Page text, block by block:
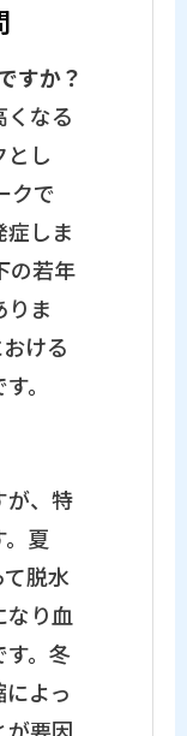
すか？
なる
とし
クで
症しま
の若年
りま
ける
。
が、特
夏
脱水
なり血
。冬
よっ